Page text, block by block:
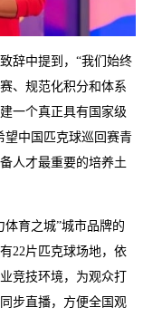
辞中提到，“我们始终
、规范化积分和体系
一个真正具有国家级
望中国匹克球巡回赛青
人才最重要的培养土
育之城”城市品牌的
22片匹克球场地，依
竞技环境，为观众打
步直播，方便全国观